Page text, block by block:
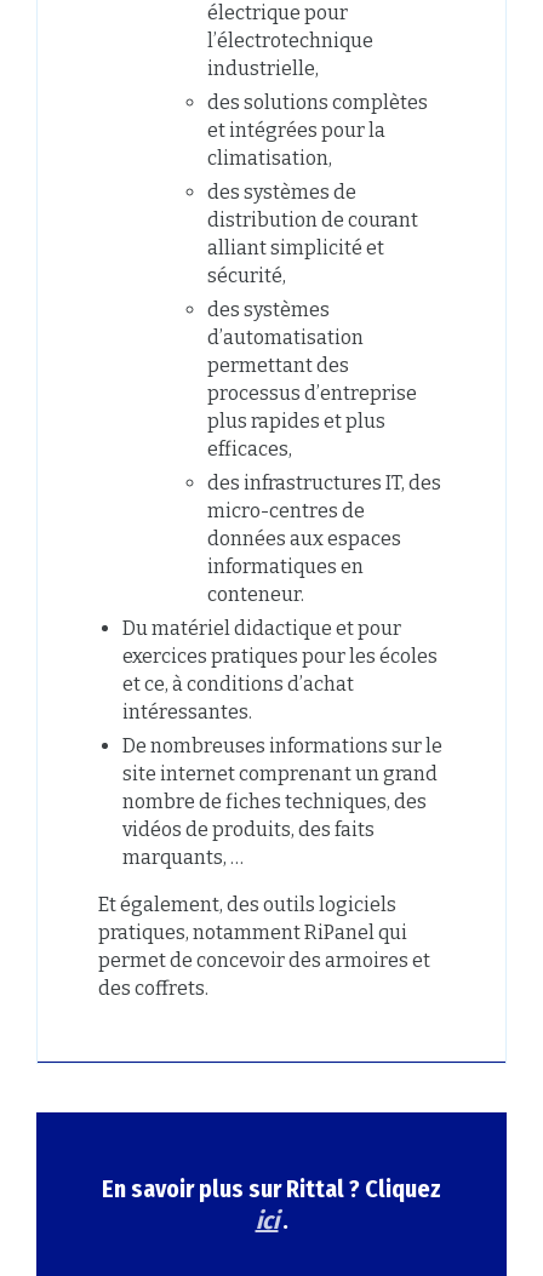
électrique pour
l’électrotechnique
industrielle,
des solutions complètes
et intégrées pour la
climatisation,
des systèmes de
distribution de courant
alliant simplicité et
sécurité,
des systèmes
d’automatisation
permettant des
processus d’entreprise
plus rapides et plus
efficaces,
des infrastructures IT, des
micro-centres de
données aux espaces
informatiques en
conteneur.
Du matériel didactique et pour
exercices pratiques pour les écoles
et ce, à conditions d’achat
intéressantes.
De nombreuses informations sur le
site internet comprenant un grand
nombre de fiches techniques, des
vidéos de produits, des faits
marquants, …
Et également, des outils logiciels
pratiques, notamment RiPanel qui
permet de concevoir des armoires et
des coffrets.
En savoir plus sur Rittal ? Cliquez
ici.